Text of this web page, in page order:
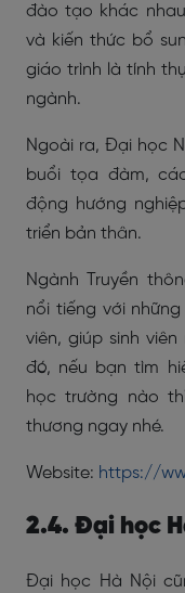
đào tạo khác
và kiến thức bổ
giáo trình là tính
ngành.
Ngoài ra, Đại học
buổi tọa đàm,
động hướng
triển bản thân.
Ngành Truyền
nổi tiếng với
viên, giúp sinh
đó, nếu bạn tìm
học trường nào
thương ngay nhé.
Website: https://
2.4. Đại học
Đại học Hà Nội